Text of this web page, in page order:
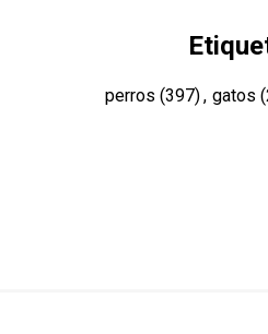
perros (397), gatos